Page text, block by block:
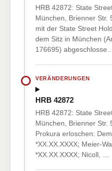
HRB 42872: State
München, Brienner Str.
mit der State Street
dem Sitz in München
176695) abgeschlosse…
VERÄNDERUNGEN
HRB 42872
HRB 42872: State
München, Brienner Str.
Prokura erloschen:
*XX.XX.XXXX; Meier-
*XX.XX.XXXX; Nicoll, …